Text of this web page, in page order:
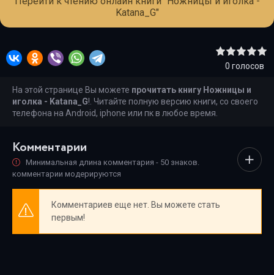
Katana_G"
0 голосов
На этой странице Вы можете прочитать книгу Ножницы и
иголка - Katana_G!. Читайте полную версию книги, со своего
телефона на Android, iphone или пк в любое время.
Комментарии
Минимальная длина комментария - 50 знаков.
комментарии модерируются
Комментариев еще нет. Вы можете стать
первым!